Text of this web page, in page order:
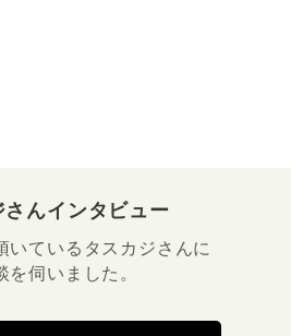
さんインタビュー
いているタスカジさんに
を伺いました。